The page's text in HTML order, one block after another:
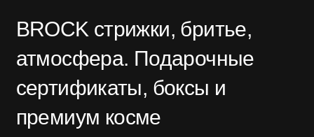
BROCK стрижки, бритье,
атмосфера. Подарочные
сертификаты, боксы и
премиум косме